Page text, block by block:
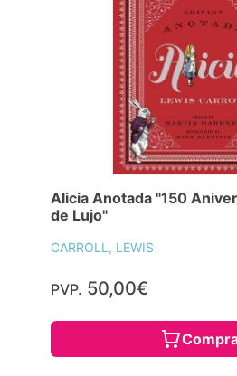
Alicia Anotada "150
de Lujo"
CARROLL, LEWIS
PVP. 50,00€